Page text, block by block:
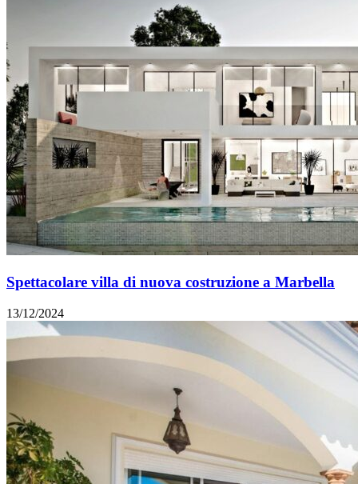
Spettacolare villa di nuova costruzione a Marbella
13/12/2024